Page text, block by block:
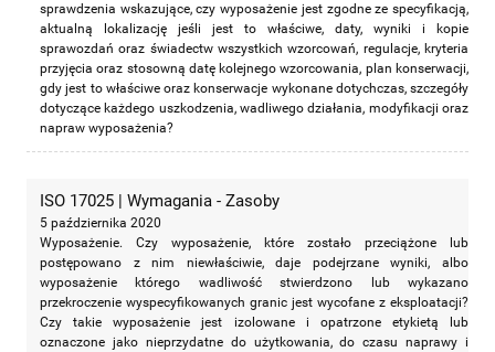
sprawdzenia wskazujące, czy wyposażenie jest zgodne ze specyfikacją,
aktualną lokalizację jeśli jest to właściwe, daty, wyniki i kopie
sprawozdań oraz świadectw wszystkich wzorcowań, regulacje, kryteria
przyjęcia oraz stosowną datę kolejnego wzorcowania, plan konserwacji,
gdy jest to właściwe oraz konserwacje wykonane dotychczas, szczegóły
dotyczące każdego uszkodzenia, wadliwego działania, modyfikacji oraz
napraw wyposażenia?
ISO 17025 | Wymagania - Zasoby
5 października 2020
Wyposażenie. Czy wyposażenie, które zostało przeciążone lub
postępowano z nim niewłaściwie, daje podejrzane wyniki, albo
wyposażenie którego wadliwość stwierdzono lub wykazano
przekroczenie wyspecyfikowanych granic jest wycofane z eksploatacji?
Czy takie wyposażenie jest izolowane i opatrzone etykietą lub
oznaczone jako nieprzydatne do użytkowania, do czasu naprawy i